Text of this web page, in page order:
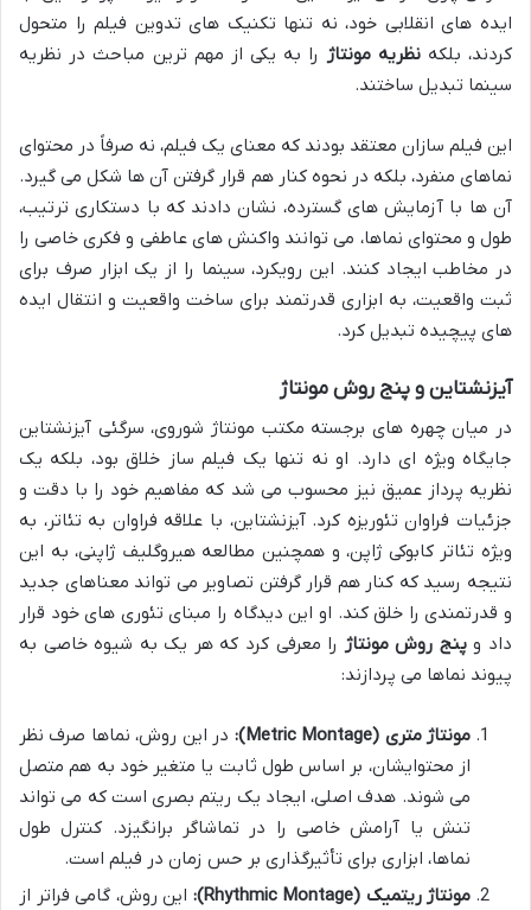
ایده های انقلابی خود، نه تنها تکنیک های تدوین فیلم را متحول
کردند، بلکهنظریه مونتاژ را به یکی از مهم ترین مباحث در نظریه
سینما تبدیل ساختند.
این فیلم سازان معتقد بودند که معنای یک فیلم، نه صرفاً در محتوای
نماهای منفرد، بلکه در نحوه کنار هم قرار گرفتن آن ها شکل می گیرد.
آن ها با آزمایش های گسترده، نشان دادند که با دستکاری ترتیب،
طول و محتوای نماها، می توانند واکنش های عاطفی و فکری خاصی را
در مخاطب ایجاد کنند. این رویکرد، سینما را از یک ابزار صرف برای
ثبت واقعیت، به ابزاری قدرتمند برای ساخت واقعیت و انتقال ایده
های پیچیده تبدیل کرد.
آیزنشتاین و پنج روش مونتاژ
در میان چهره های برجسته مکتب مونتاژ شوروی، سرگئی آیزنشتاین
جایگاه ویژه ای دارد. او نه تنها یک فیلم ساز خلاق بود، بلکه یک
نظریه پرداز عمیق نیز محسوب می شد که مفاهیم خود را با دقت و
جزئیات فراوان تئوریزه کرد. آیزنشتاین، با علاقه فراوان به تئاتر، به
ویژه تئاتر کابوکی ژاپن، و همچنین مطالعه هیروگلیف ژاپنی، به این
نتیجه رسید که کنار هم قرار گرفتن تصاویر می تواند معناهای جدید
و قدرتمندی را خلق کند. او این دیدگاه را مبنای تئوری های خود قرار
داد وپنج روش مونتاژرا معرفی کرد که هر یک به شیوه خاصی به
پیوند نماها می پردازند:
مونتاژ متری (Metric Montage):
در این روش، نماها صرف نظر
از محتوایشان، بر اساس طول ثابت یا متغیر خود به هم متصل
می شوند. هدف اصلی، ایجاد یک ریتم بصری است که می تواند
تنش یا آرامش خاصی را در تماشاگر برانگیزد. کنترل طول
نماها، ابزاری برای تأثیرگذاری بر حس زمان در فیلم است.
مونتاژ ریتمیک (Rhythmic Montage):
این روش، گامی فراتر از